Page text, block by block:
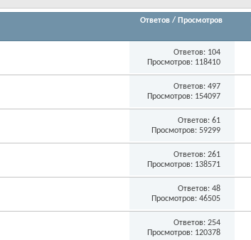
Ответов / Просмотров
Ответов: 104
Просмотров: 118410
Ответов: 497
Просмотров: 154097
Ответов: 61
Просмотров: 59299
Ответов: 261
Просмотров: 138571
Ответов: 48
Просмотров: 46505
Ответов: 254
Просмотров: 120378